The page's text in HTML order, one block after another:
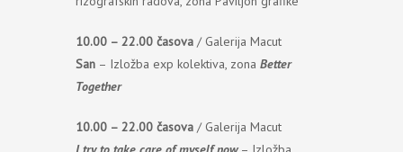
10.00 – 22.00 časova / Galerija Macut
San – Izložba exp kolektiva, zona Better
Together
10.00 – 22.00 časova / Galerija Macut